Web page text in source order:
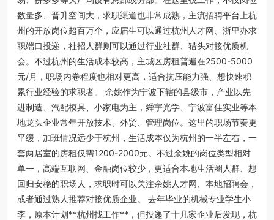
数量多、晋升空间大，求职渠道也非常成熟，主流招聘平台上杭
州的开放岗位超百万个，应届生可以通过杭州人才网、浙里办求
职端口投递，社招人群则可以通过行业社群、猎头对接优质机
会。不过杭州的生活成本较高，主城区房租普遍在2500-5000
元/月，职场内卷程度也相对更高，适合抗压能力强、想快速积
累行业经验的求职者。 余姚作为宁波下辖的县级市，产业以先
进制造、汽配模具、小家电为主，舜宇光学、宁波富佳实业等本
地龙头企业常年开放技术、外贸、管理岗位。这里的职场节奏更
平缓，加班情况远少于杭州，生活成本仅为杭州的一半左右，一
套两居室的房租仅需1200-2000元。不过余姚的岗位类型相对
单一，高端互联网、金融岗位较少，更适合本地生活圈人群、想
回归安稳的职场人，求职时可以关注余姚人才网、本地招聘会，
或者通过熟人推荐对接优质企业。 去年毕业的机械专业学生小
李，原本计划**杭州找工作**，但投递了十几家企业后发现，杭